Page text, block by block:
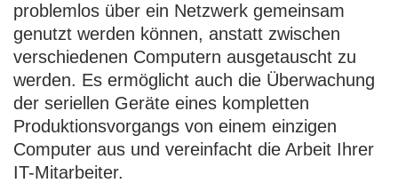
problemlos über ein Netzwerk gemeinsam
genutzt werden können, anstatt zwischen
verschiedenen Computern ausgetauscht zu
werden. Es ermöglicht auch die Überwachung
der seriellen Geräte eines kompletten
Produktionsvorgangs von einem einzigen
Computer aus und vereinfacht die Arbeit Ihrer
IT-Mitarbeiter.